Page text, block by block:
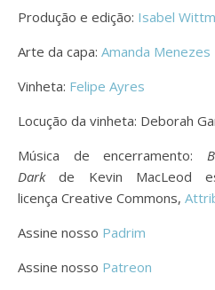
Produção e edição: Isabel
Arte da capa: Amanda Menezes
Vinheta: Felipe Ayres
Locução da vinheta: Deborah
Música de encerramento:
Darkde Kevin MacLeod
licença Creative Commons,
Assine nosso Padrim
Assine nosso Patreon